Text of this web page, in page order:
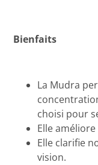
Bienfaits
La Mudra
choisi pour
Elle
Elle clarifie
vision.